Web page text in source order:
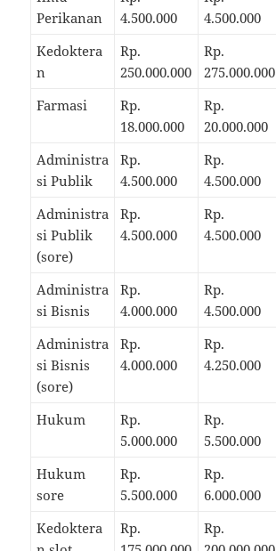
Perikanan
4.500.000
4.500.000
Kedoktera
n
Rp.
250.000.000
Rp.
275.000.000
Farmasi
Rp.
18.000.000
Rp.
20.000.000
Administra
si Publik
Rp.
4.500.000
Rp.
4.500.000
Administra
si Publik
(sore)
Rp.
4.500.000
Rp.
4.500.000
Administra
si Bisnis
Rp.
4.000.000
Rp.
4.500.000
Administra
si Bisnis
(sore)
Rp.
4.000.000
Rp.
4.250.000
Hukum
Rp.
5.000.000
Rp.
5.500.000
Hukum
sore
Rp.
5.500.000
Rp.
6.000.000
Kedoktera
Rp.
Rp.